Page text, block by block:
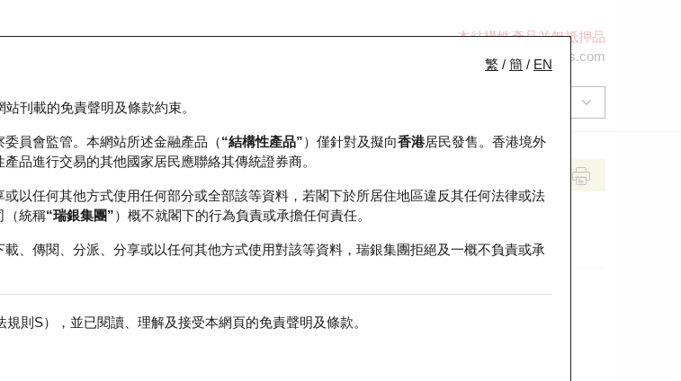
本結構性產品並無抵押品
ol-hkwarrants@ubs.com
瑞銀輪證教室
繁 / 簡 / EN
刊載的免責聲明及條款約束。
員會監管。本網站所述金融產品（“結構性產品”）僅針對及擬向香港居民發售。香港境外
品進行交易的其他國家居民應聯絡其傳統證券商。
以任何其他方式使用任何部分或全部該等資料，若閣下於所居住地區違反其任何法律或法
（統稱“瑞銀集團”）概不就閣下的行為負責或承擔任何責任。
、傳閱、分派、分享或以任何其他方式使用對該等資料，瑞銀集團拒絕及一概不負責或承
則S），並已閱讀、理解及接受本網頁的免責聲明及條款。